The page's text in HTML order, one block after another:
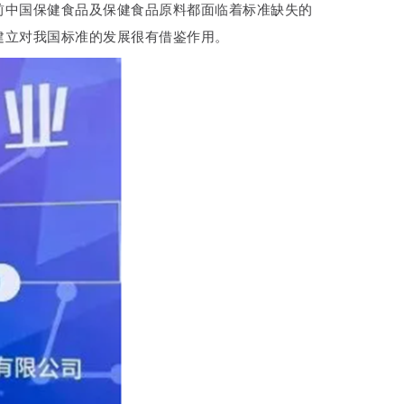
国保健食品及保健食品原料都面临着标准缺失的
对我国标准的发展很有借鉴作用。